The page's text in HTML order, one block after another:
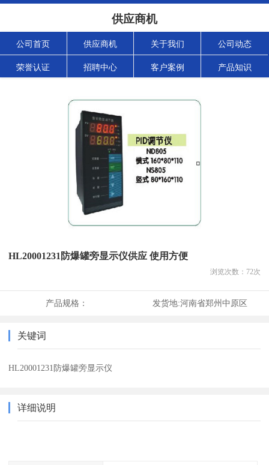
供应商机
公司首页 供应商机 关于我们 公司动态
荣誉认证 招聘中心 客户案例 产品知识
HL20001231防爆罐旁显示仪供应 使用方便
浏览次数： 72次
产品规格： 发货地:河南省郑州中原区
关键词
HL20001231防爆罐旁显示仪
详细说明